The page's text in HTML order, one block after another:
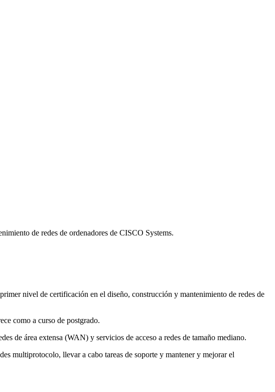
de redes de ordenadores de CISCO Systems.
nivel de certificación en el diseño, construcción y mantenimiento de redes de
como a curso de postgrado.
de área extensa (WAN) y servicios de acceso a redes de tamaño mediano.
multiprotocolo, llevar a cabo tareas de soporte y mantener y mejorar el